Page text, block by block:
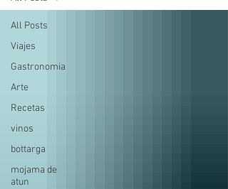
All Posts
Viajes
Gastronomia
Arte
Recetas
vinos
bottarga
mojama de
atun